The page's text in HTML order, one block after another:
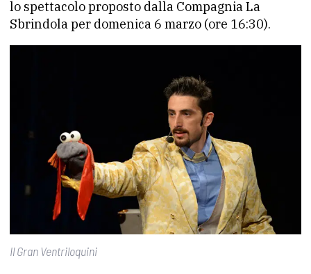
lo spettacolo proposto dalla Compagnia La
Sbrindola per domenica 6 marzo (ore 16:30).
Il Gran Ventriloquini